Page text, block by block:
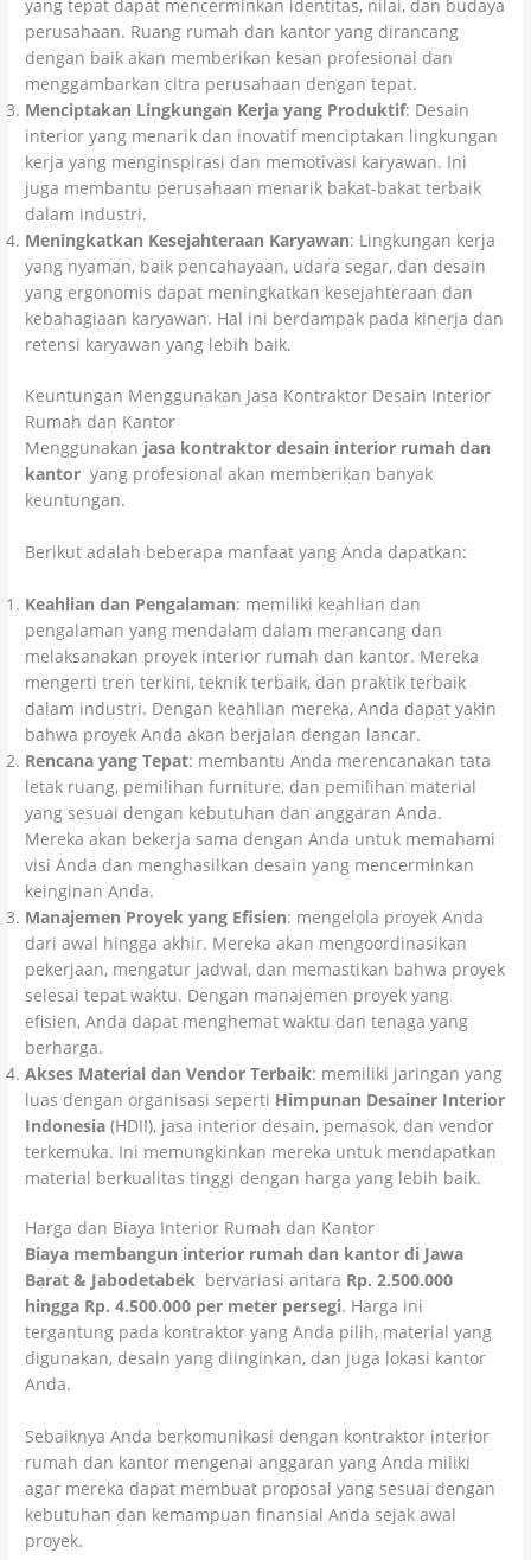
yang tepat dapat mencerminkan identitas, nilai, dan budaya
perusahaan. Ruang rumah dan kantor yang dirancang
dengan baik akan memberikan kesan profesional dan
menggambarkan citra perusahaan dengan tepat.
Menciptakan Lingkungan Kerja yang Produktif: Desain
interior yang menarik dan inovatif menciptakan lingkungan
kerja yang menginspirasi dan memotivasi karyawan. Ini
juga membantu perusahaan menarik bakat-bakat terbaik
dalam industri.
Meningkatkan Kesejahteraan Karyawan: Lingkungan kerja
yang nyaman, baik pencahayaan, udara segar, dan desain
yang ergonomis dapat meningkatkan kesejahteraan dan
kebahagiaan karyawan. Hal ini berdampak pada kinerja dan
retensi karyawan yang lebih baik.
Keuntungan Menggunakan Jasa Kontraktor Desain Interior
Rumah dan Kantor
Menggunakan jasa kontraktor desain interior rumah dan
kantor yang profesional akan memberikan banyak
keuntungan.
Berikut adalah beberapa manfaat yang Anda dapatkan:
Keahlian dan Pengalaman: memiliki keahlian dan
pengalaman yang mendalam dalam merancang dan
melaksanakan proyek interior rumah dan kantor. Mereka
mengerti tren terkini, teknik terbaik, dan praktik terbaik
dalam industri. Dengan keahlian mereka, Anda dapat yakin
bahwa proyek Anda akan berjalan dengan lancar.
Rencana yang Tepat: membantu Anda merencanakan tata
letak ruang, pemilihan furniture, dan pemilihan material
yang sesuai dengan kebutuhan dan anggaran Anda.
Mereka akan bekerja sama dengan Anda untuk memahami
visi Anda dan menghasilkan desain yang mencerminkan
keinginan Anda.
Manajemen Proyek yang Efisien: mengelola proyek Anda
dari awal hingga akhir. Mereka akan mengoordinasikan
pekerjaan, mengatur jadwal, dan memastikan bahwa proyek
selesai tepat waktu. Dengan manajemen proyek yang
efisien, Anda dapat menghemat waktu dan tenaga yang
berharga.
Akses Material dan Vendor Terbaik: memiliki jaringan yang
luas dengan organisasi seperti Himpunan Desainer Interior
Indonesia (HDII), jasa interior desain, pemasok, dan vendor
terkemuka. Ini memungkinkan mereka untuk mendapatkan
material berkualitas tinggi dengan harga yang lebih baik.
Harga dan Biaya Interior Rumah dan Kantor
Biaya membangun interior rumah dan kantor di Jawa
Barat & Jabodetabek bervariasi antara Rp. 2.500.000
hingga Rp. 4.500.000 per meter persegi. Harga ini
tergantung pada kontraktor yang Anda pilih, material yang
digunakan, desain yang diinginkan, dan juga lokasi kantor
Anda.
Sebaiknya Anda berkomunikasi dengan kontraktor interior
rumah dan kantor mengenai anggaran yang Anda miliki
agar mereka dapat membuat proposal yang sesuai dengan
kebutuhan dan kemampuan finansial Anda sejak awal
proyek.